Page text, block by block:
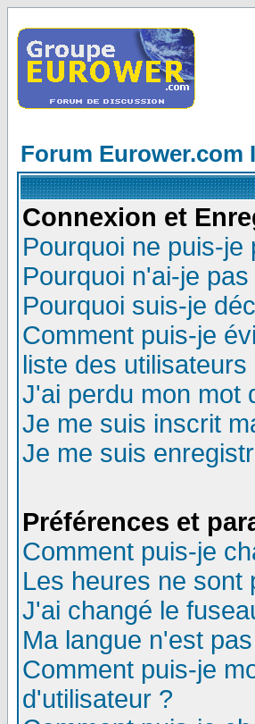
Forum Eurower.com
Connexion et
Pourquoi ne puis-
Pourquoi n'ai-je
Pourquoi suis-je
Comment puis-je
liste des utilisateurs
J'ai perdu mon mot
Je me suis inscrit
Je me suis
Préférences et
Comment puis-je
Les heures ne sont
J'ai changé le
Ma langue n'est
Comment puis-je
d'utilisateur ?